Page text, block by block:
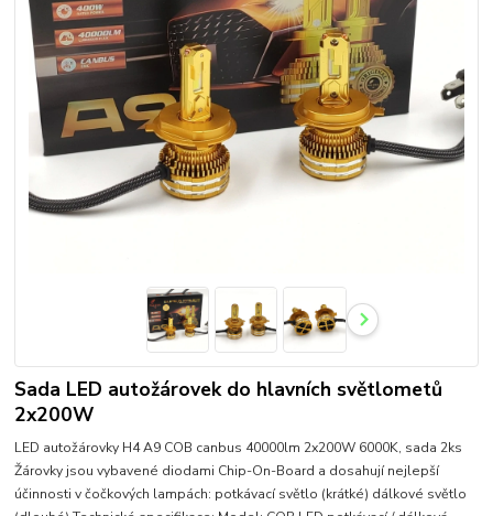
Sada LED autožárovek do hlavních světlometů
2x200W
LED autožárovky H4 A9 COB canbus 40000lm 2x200W 6000K, sada 2ks
Žárovky jsou vybavené diodami Chip-On-Board a dosahují nejlepší
účinnosti v čočkových lampách: potkávací světlo (krátké) dálkové světlo